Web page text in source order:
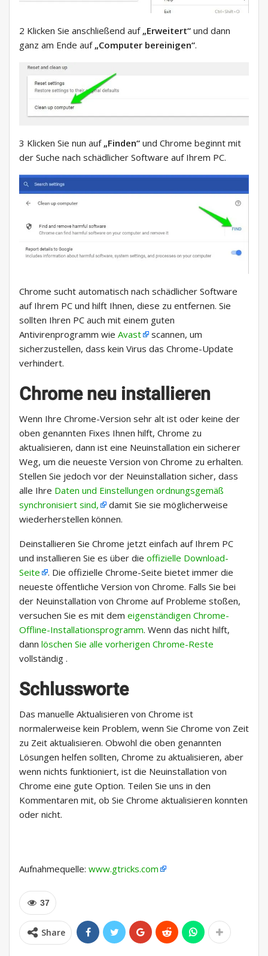
2 Klicken Sie anschließend auf „Erweitert“ und dann
ganz am Ende auf „Computer bereinigen“.
3 Klicken Sie nun auf „Finden“ und Chrome beginnt mit
der Suche nach schädlicher Software auf Ihrem PC.
Chrome sucht automatisch nach schädlicher Software
auf Ihrem PC und hilft Ihnen, diese zu entfernen. Sie
sollten Ihren PC auch mit einem guten
Antivirenprogramm wie Avast
scannen, um
sicherzustellen, dass kein Virus das Chrome-Update
verhindert.
Chrome neu installieren
Wenn Ihre Chrome-Version sehr alt ist oder keine der
oben genannten Fixes Ihnen hilft, Chrome zu
aktualisieren, dann ist eine Neuinstallation ein sicherer
Weg, um die neueste Version von Chrome zu erhalten.
Stellen Sie jedoch vor der Neuinstallation sicher, dass
alle Ihre Daten und Einstellungen ordnungsgemäß
synchronisiert sind,
damit Sie sie möglicherweise
wiederherstellen können.
Deinstallieren Sie Chrome jetzt einfach auf Ihrem PC
und installieren Sie es über die offizielle Download-
Seite
. Die offizielle Chrome-Seite bietet immer die
neueste öffentliche Version von Chrome. Falls Sie bei
der Neuinstallation von Chrome auf Probleme stoßen,
versuchen Sie es mit dem eigenständigen Chrome-
Offline-Installationsprogramm. Wenn das nicht hilft,
dann löschen Sie alle vorherigen Chrome-Reste
vollständig .
Schlussworte
Das manuelle Aktualisieren von Chrome ist
normalerweise kein Problem, wenn Sie Chrome von Zeit
zu Zeit aktualisieren. Obwohl die oben genannten
Lösungen helfen sollten, Chrome zu aktualisieren, aber
wenn nichts funktioniert, ist die Neuinstallation von
Chrome eine gute Option. Teilen Sie uns in den
Kommentaren mit, ob Sie Chrome aktualisieren konnten
oder nicht.
Aufnahmequelle: www.gtricks.com
37
Share